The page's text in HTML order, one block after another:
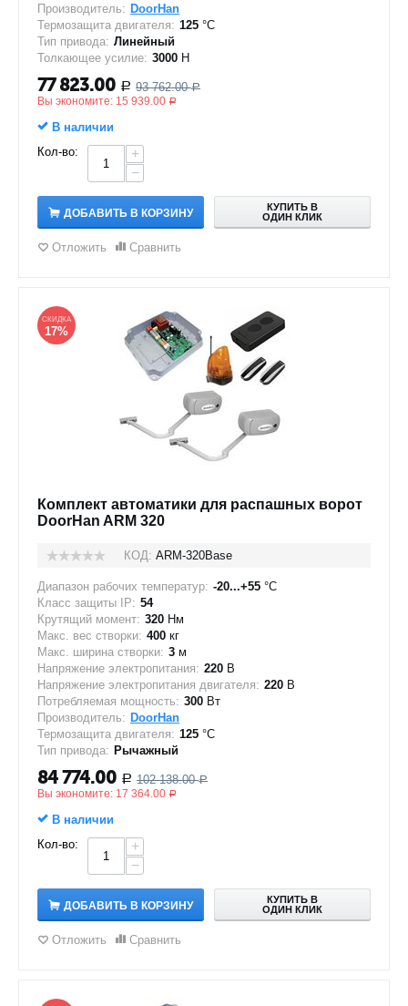
Производитель: DoorHan
Термозащита двигателя: 125 °C
Тип привода: Линейный
Толкающее усилие: 3000 Н
77 823.00 Р 93 762.00 Р
Вы экономите: 15 939.00 Р
В наличии
Кол-во:
+
−
ДОБАВИТЬ В КОРЗИНУ
КУПИТЬ В
ОДИН КЛИК
Отложить Сравнить
СКИДКА
17%
Комплект автоматики для распашных ворот
DoorHan ARM 320
КОД: ARM-320Base
Диапазон рабочих температур: -20...+55 °C
Класс защиты IP: 54
Крутящий момент: 320 Нм
Макс. вес створки: 400 кг
Макс. ширина створки: 3 м
Напряжение электропитания: 220 В
Напряжение электропитания двигателя: 220 В
Потребляемая мощность: 300 Вт
Производитель: DoorHan
Термозащита двигателя: 125 °C
Тип привода: Рычажный
84 774.00 Р 102 138.00 Р
Вы экономите: 17 364.00 Р
В наличии
Кол-во:
+
−
ДОБАВИТЬ В КОРЗИНУ
КУПИТЬ В
ОДИН КЛИК
Отложить Сравнить